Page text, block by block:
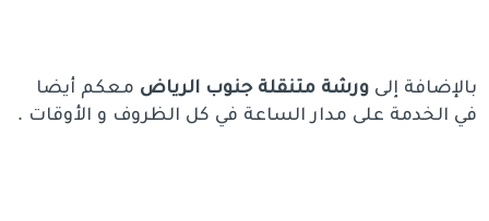
بالإضافة إلىورشة متنقلة جنوب الرياض معكم أيضا
في الخدمة على مدار الساعة في كل الظروف و الأوقات .